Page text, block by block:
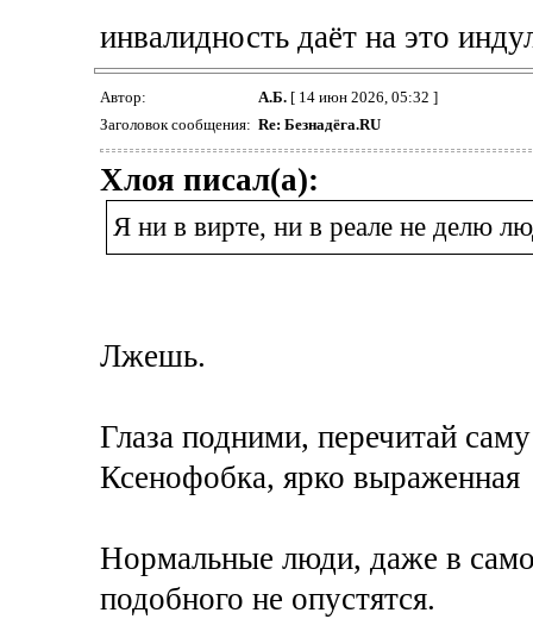
инвалидность даёт на это
Автор: А.Б.[ 14 июн 2026, 05:32 ]
Заголовок сообщения: Re: Безнадёга.RU
Хлоя писал(а):
Я ни в вирте, ни в реале не делю
Лжешь.
Глаза подними, перечитай
Ксенофобка, ярко выраженная
Нормальные люди, даже в
подобного не опустятся.